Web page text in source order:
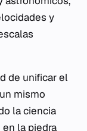
y
de unificar el
mismo
la ciencia
la piedra